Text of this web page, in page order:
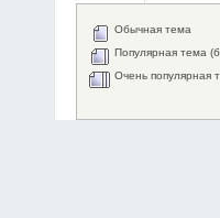
Обычная тема
Популярная тема
Очень популярная